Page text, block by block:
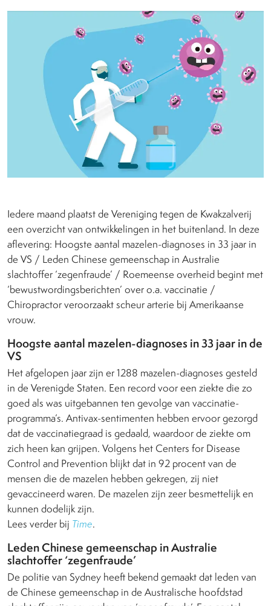
Iedere maand plaatst de Vereniging tegen de Kwakzalverij
een overzicht van ontwikkelingen in het buitenland. In deze
aflevering: Hoogste aantal mazelen-diagnoses in 33 jaar in
de VS / Leden Chinese gemeenschap in Australie
slachtoffer ‘zegenfraude’ / Roemeense overheid begint met
‘bewustwordingsberichten’ over o.a. vaccinatie /
Chiropractor veroorzaakt scheur arterie bij Amerikaanse
vrouw.
Hoogste aantal mazelen-diagnoses in 33 jaar in de
VS
Het afgelopen jaar zijn er 1288 mazelen-diagnoses gesteld
in de Verenigde Staten. Een record voor een ziekte die zo
goed als was uitgebannen ten gevolge van vaccinatie-
programma’s. Antivax-sentimenten hebben ervoor gezorgd
dat de vaccinatiegraad is gedaald, waardoor de ziekte om
zich heen kan grijpen. Volgens het Centers for Disease
Control and Prevention blijkt dat in 92 procent van de
mensen die de mazelen hebben gekregen, zij niet
gevaccineerd waren. De mazelen zijn zeer besmettelijk en
kunnen dodelijk zijn.
Lees verder bij Time.
Leden Chinese gemeenschap in Australie
slachtoffer ‘zegenfraude’
De politie van Sydney heeft bekend gemaakt dat leden van
de Chinese gemeenschap in de Australische hoofdstad